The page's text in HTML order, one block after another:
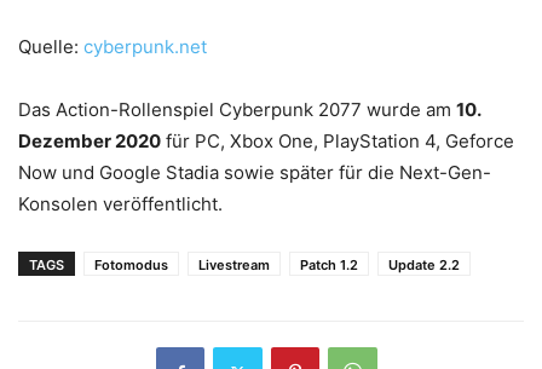
Quelle: cyberpunk.net
Das Action-Rollenspiel Cyberpunk 2077 wurde am 10.
Dezember 2020 für PC, Xbox One, PlayStation 4, Geforce
Now und Google Stadia sowie später für die Next-Gen-
Konsolen veröffentlicht.
TAGS Fotomodus Livestream Patch 1.2 Update 2.2